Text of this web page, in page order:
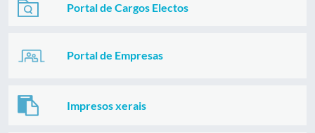
Portal de Cargos Electos
Portal de Empresas
Impresos xerais